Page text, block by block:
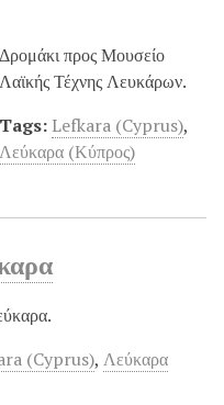
Δρομάκι προς Μουσείο
Λαϊκής Τέχνης Λευκάρων.
Tags: Lefkara (Cyprus),
Λεύκαρα (Κύπρος)
(Cyprus), Λεύκαρα